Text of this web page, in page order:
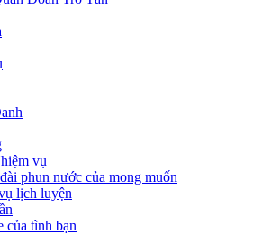
vụ
phun nước của mong muốn
lịch luyện
của tình bạn